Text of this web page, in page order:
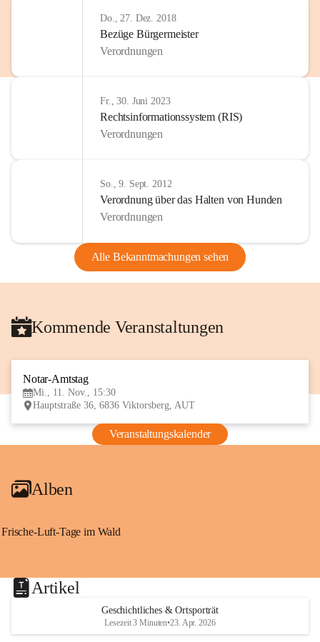
Do., 27. Dez. 2018
Bezüge Bürgermeister
Verordnungen
Fr., 30. Juni 2023
Rechtsinformationssystem (RIS)
Verordnungen
So., 9. Sept. 2012
Verordnung über das Halten von Hunden
Verordnungen
Alle Bekanntmachungen sehen
Kommende Veranstaltungen
Notar-Amtstag
Mi., 11. Nov., 15:30
Hauptstraße 36, 6836 Viktorsberg, AUT
Veranstaltungskalender
Alben
Frische-Luft-Tage im Wald
Artikel
Geschichtliches & Ortsporträt
Lesezeit 3 Minuten•23. Apr. 2026